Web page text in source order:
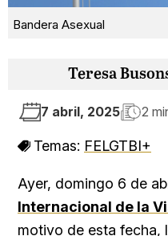
Bandera Asexual
Teresa
7 abril, 2025 2
Temas: FELGTBI+
Ayer, domingo 6 de
Internacional de la
motivo de esta fecha,